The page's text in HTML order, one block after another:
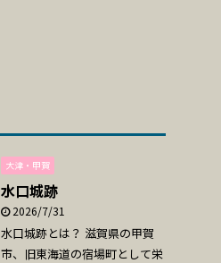
大津・甲賀
水口城跡
2026/7/31
水口城跡とは？ 滋賀県の甲賀
市、旧東海道の宿場町として栄